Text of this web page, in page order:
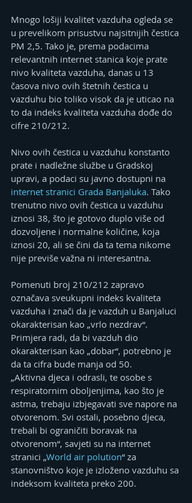
Mnogo lošiji kvalitet vazduha ogleda se
u prevelikom prisustvu najsitnijih čestica
PM 2,5. Tako je, prema podacima
relevantnih internet stanica koje prate
nivo kvaliteta vazduha, danas u 13
časova nivo ovih štetnih čestica u
vazduhu bio toliko visok da je uticao na
to da indeks kvaliteta vazduha dođe do
cifre 210/212.
Nivo ovih čestica u vazduhu konstanto
prate i nadležne službe u Gradskoj
upravi, a podaci su javno dostupni na
internet stranici Grada Banjaluka. Tako
trenutno nivo ovih čestica u vazduhu
iznosi 38, što je gotovo duplo više od
dozvoljene i normalne količine, koja
iznosi 20, ali se čini da ta tema nikome
nije previše važna ni interesantna.
Pomenuti broj 210/212 zapravo
označava sveukupni indeks kvaliteta
vazduha i znači da je vazduh u Banjaluci
okarakterisan kao „vrlo nezdrav“.
Primjera radi, da bi vazduh dio
okarakterisan kao „dobar“, potrebno je
da ta cifra bude manja od 50.
„Aktivna djeca i odrasli, te osobe s
respiratornim oboljenjima, kao što je
astma, trebaju izbjegavati sve napore na
otvorenom. Svi ostali, posebno djeca,
trebali bi ograničiti boravak na
otvorenom“, savjeti su na internet
stranici „World air polution“ za
stanovništvo koje je izloženo vazduhu sa
indeksom kvaliteta preko 200.